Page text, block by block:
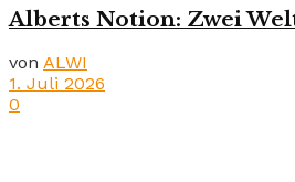
Alberts Notion: Zwei
von ALWI
1. Juli 2026
0